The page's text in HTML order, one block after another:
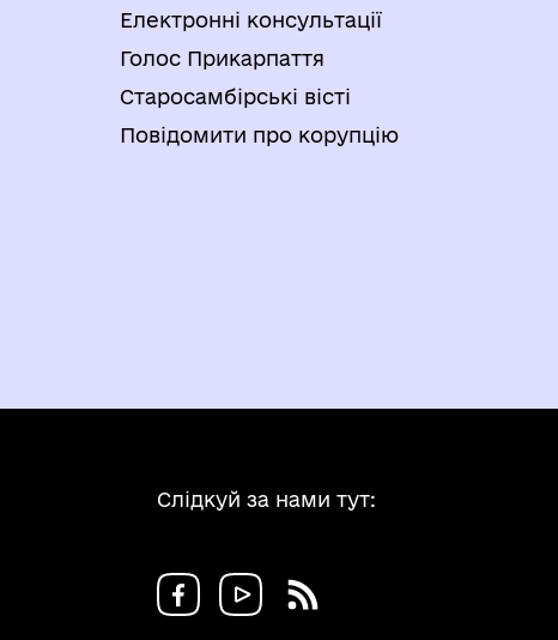
Електронні консультації
Голос Прикарпаття
Старосамбірські вісті
Повідомити про корупцію
Слідкуй за нами тут: